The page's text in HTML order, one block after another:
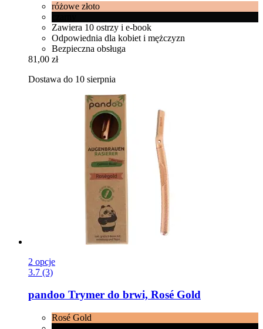
różowe złoto
Zawiera 10 ostrzy i e-book
Odpowiednia dla kobiet i mężczyzn
Bezpieczna obsługa
81,00 zł
Dostawa do 10 sierpnia
2 opcje
3.7 (3)
pandoo Trymer do brwi, Rosé Gold
Rosé Gold